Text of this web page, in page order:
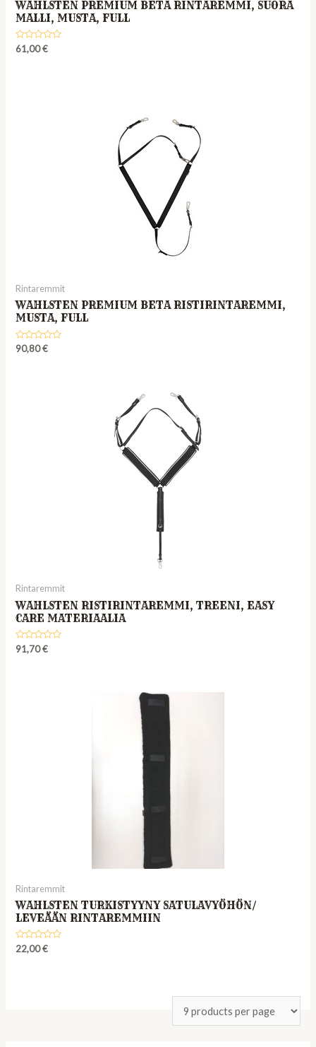
WAHLSTEN PREMIUM BETA RINTAREMMI, SUORA
MALLI, MUSTA, FULL
Rated
61,00€
Rintaremmit
WAHLSTEN PREMIUM BETA RISTIRINTAREMMI,
MUSTA, FULL
Rated
90,80€
Rintaremmit
WAHLSTEN RISTIRINTAREMMI, TREENI, EASY
CARE MATERIAALIA
Rated
0
91,70€
Rintaremmit
WAHLSTEN TURKISTYYNY SATULAVYÖHÖN/
LEVEÄÄN RINTAREMMIIN
Rated
0
22,00€